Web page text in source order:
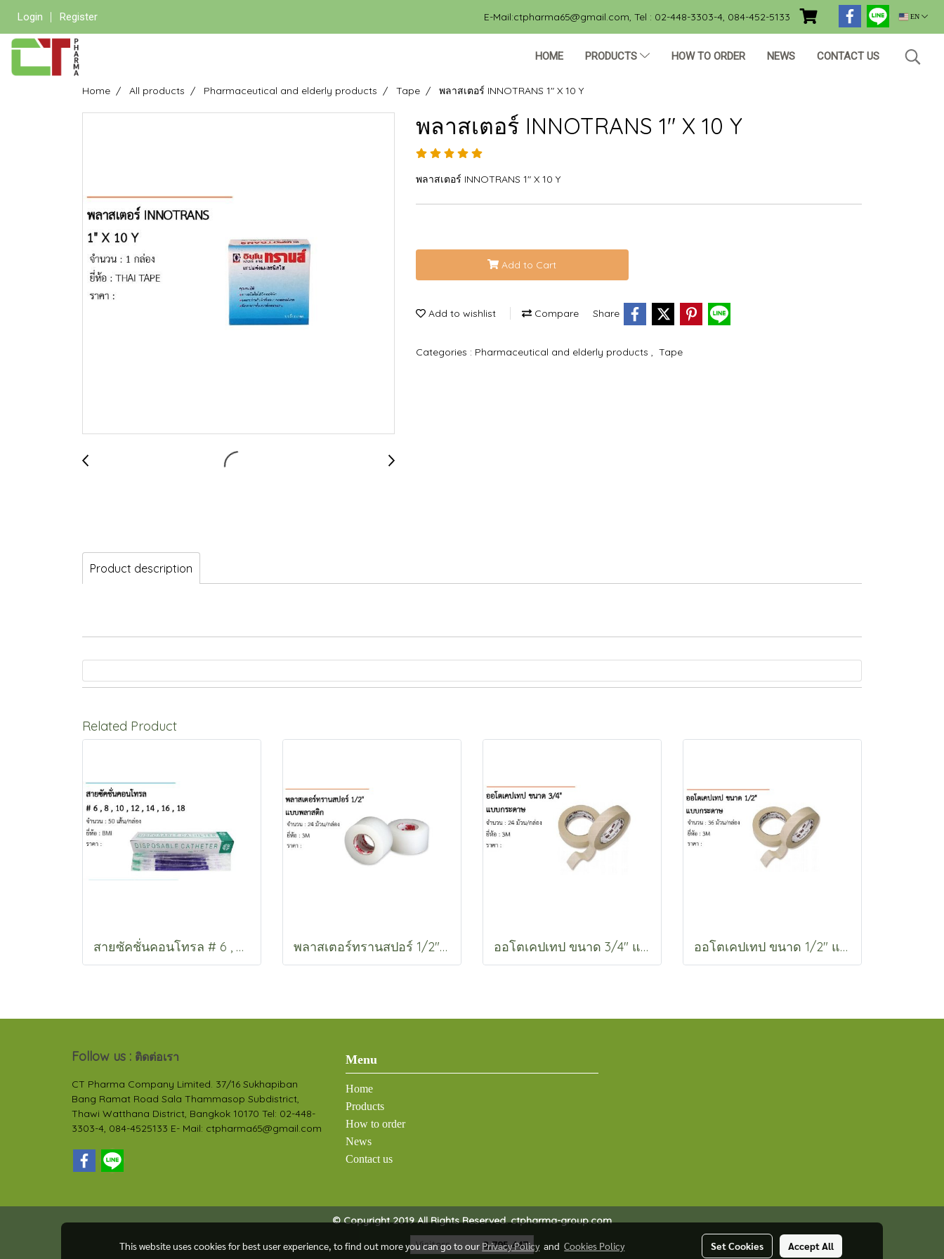
Login Register E-Mail:ctpharma65@gmail.com, Tel : 02-448-3303-4, 084-452-5133 EN
HOME PRODUCTS HOW TO ORDER NEWS CONTACT US
Home All products Pharmaceutical and elderly products Tape พลาสเตอร์ INNOTRANS 1" X 10 Y
พลาสเตอร์ INNOTRANS 1" X 10 Y
พลาสเตอร์ INNOTRANS 1" X 10 Y
Add to Cart
Add to wishlist Compare Share
Categories : Pharmaceutical and elderly products Tape
Product description
Related Product
สายซัคชั่นคอนโทรล # 6 , 8 , 10 , 12 , 14 , 16 , 18 พลาสเตอร์ทรานสปอร์ 1/2" แบบพลาสติก ออโตเคปเทป ขนาด 3/4" แบบกระดาษ ออโตเคปเทป ขนาด 1/2" แบบกระดาษ
Follow us : ติดต่อเรา
CT Pharma Company Limited. 37/16 Sukhapiban
Bang Ramat Road Sala Thammasop Subdistrict,
Thawi Watthana District, Bangkok 10170 Tel: 02-448-
3303-4, 084-4525133 E- Mail: ctpharma65@gmail.com
Menu
Home
Products
How to order
News
Contact us
© Copyright 2019 All Rights Reserved. ctpharma-group.com
Visitors 3,795,447
This website uses cookies for best user experience, to find out more you can go to our Privacy Policy andCookies Policy Set Cookies Accept All